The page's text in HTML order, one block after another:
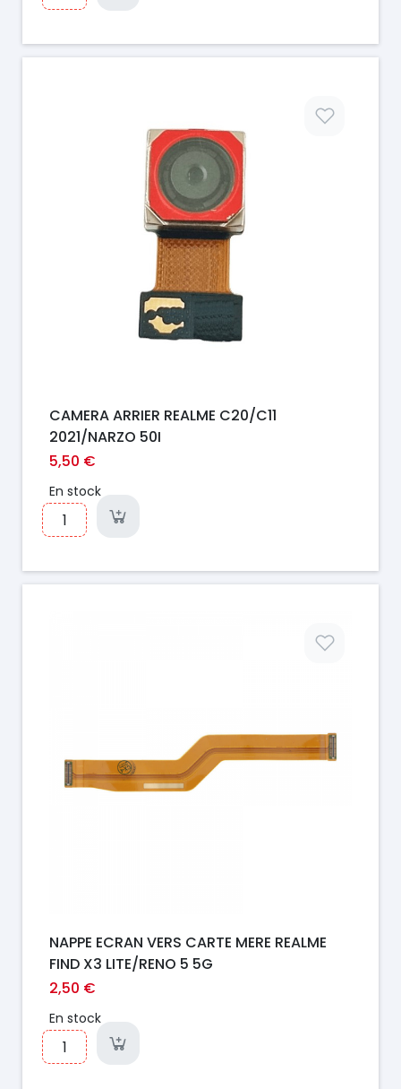
CAMERA ARRIER REALME C20/C11
2021/NARZO 50I
5,50 €
En stock
NAPPE ECRAN VERS CARTE MERE REALME
FIND X3 LITE/RENO 5 5G
2,50 €
En stock